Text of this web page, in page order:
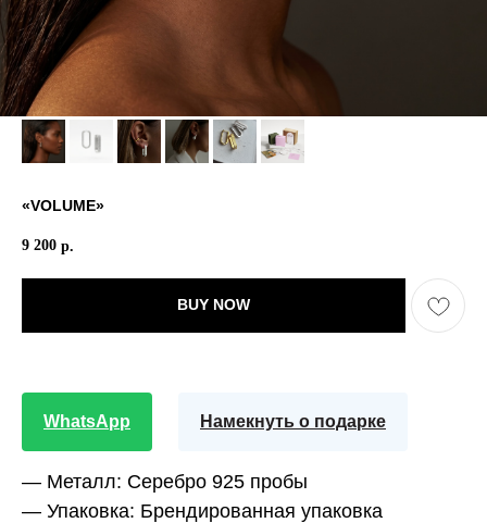
«VOLUME»
9 200 р.
BUY NOW
WhatsApp Намекнуть о подарке
— Металл: Серебро 925 пробы
— Упаковка: Брендированная упаковка